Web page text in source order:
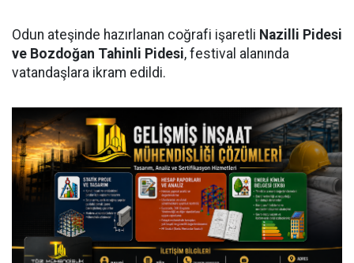
Odun ateşinde hazırlanan coğrafi işaretli Nazilli Pidesi
ve Bozdoğan Tahinli Pidesi, festival alanında
vatandaşlara ikram edildi.